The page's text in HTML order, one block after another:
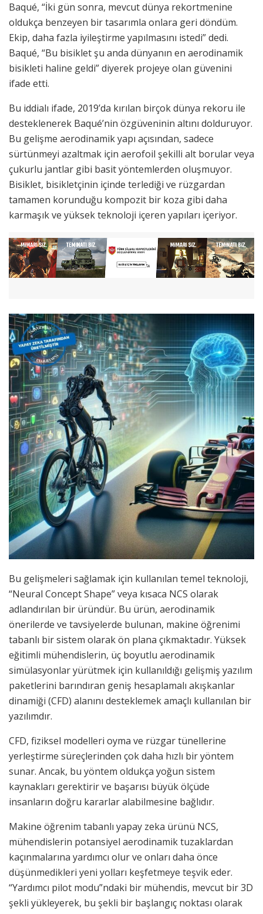
Baqué, “İki gün sonra, mevcut dünya rekortmenine
oldukça benzeyen bir tasarımla onlara geri döndüm.
Ekip, daha fazla iyileştirme yapılmasını istedi” dedi.
Baqué, “Bu bisiklet şu anda dünyanın en aerodinamik
bisikleti haline geldi” diyerek projeye olan güvenini
ifade etti.
Bu iddialı ifade, 2019’da kırılan birçok dünya rekoru ile
desteklenerek Baqué’nin özgüveninin altını dolduruyor.
Bu gelişme aerodinamik yapı açısından, sadece
sürtünmeyi azaltmak için aerofoil şekilli alt borular veya
çukurlu jantlar gibi basit yöntemlerden oluşmuyor.
Bisiklet, bisikletçinin içinde terlediği ve rüzgardan
tamamen korunduğu kompozit bir koza gibi daha
karmaşık ve yüksek teknoloji içeren yapıları içeriyor.
Bu gelişmeleri sağlamak için kullanılan temel teknoloji,
“Neural Concept Shape” veya kısaca NCS olarak
adlandırılan bir üründür. Bu ürün, aerodinamik
önerilerde ve tavsiyelerde bulunan, makine öğrenimi
tabanlı bir sistem olarak ön plana çıkmaktadır. Yüksek
eğitimli mühendislerin, üç boyutlu aerodinamik
simülasyonlar yürütmek için kullanıldığı gelişmiş yazılım
paketlerini barındıran geniş hesaplamalı akışkanlar
dinamiği (CFD) alanını desteklemek amaçlı kullanılan bir
yazılımdır.
CFD, fiziksel modelleri oyma ve rüzgar tünellerine
yerleştirme süreçlerinden çok daha hızlı bir yöntem
sunar. Ancak, bu yöntem oldukça yoğun sistem
kaynakları gerektirir ve başarısı büyük ölçüde
insanların doğru kararlar alabilmesine bağlıdır.
Makine öğrenim tabanlı yapay zeka ürünü NCS,
mühendislerin potansiyel aerodinamik tuzaklardan
kaçınmalarına yardımcı olur ve onları daha önce
düşünmedikleri yeni yolları keşfetmeye teşvik eder.
“Yardımcı pilot modu”ndaki bir mühendis, mevcut bir 3D
şekli yükleyerek, bu şekli bir başlangıç noktası olarak